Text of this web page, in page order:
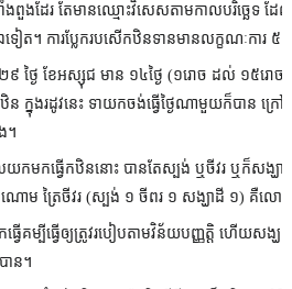
ងពួងដែរ តែមានឈ្មោះវិសេសតាមកាលបរិច្ឆេទ ដ
ៀត។ ការប្លែករបសើកឋិនទានមានលក្ខណៈការ ៥
៩ ថ្ងៃ ខែអស្សុជ មាន ១៤ថ្ងៃ (១រោច ដល់ ១៥រោ
ក្នុងរដូវនេះ ទាយកចង់ធ្វើថ្ងៃណាមួយក៏បាន ក្រៅ
។
កមកធ្វើកឋិននោះ បានតែស្បង់ ឬចីវរ ឬក៏សង្ឃាដី
ណោម ត្រៃចីវរ (ស្បង់ ១ ចីពរ ១ សង្ឃាដី ១) គឺលោ
វើគម្បីធ្វើឲ្យត្រូវរបៀបតាមវិន័យបញ្ញត្តិ ហើយសង្
ាន។